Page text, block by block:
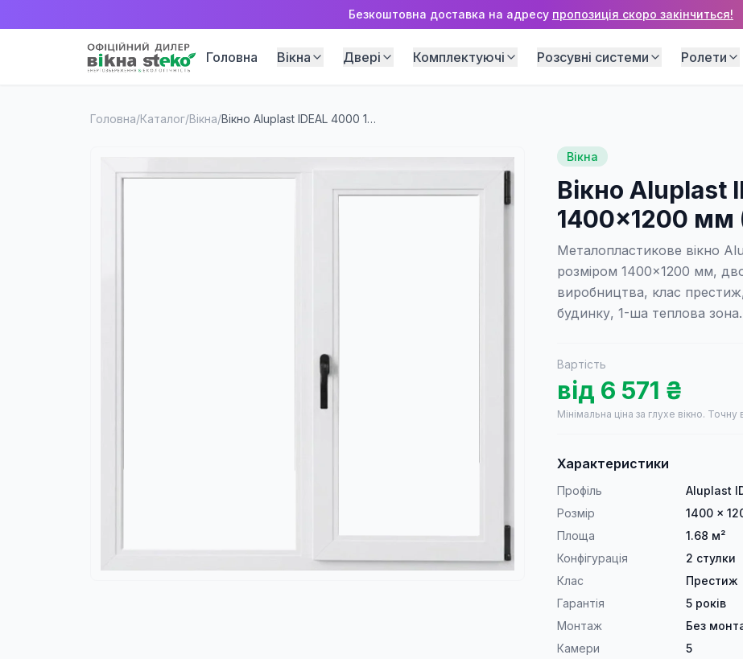
Безкоштовна доставка на адресу пропозиція скоро закінчиться!
Головна Вікна Двері Комплектуючі Розсувні системи Ролети
Головна/Каталог/Вікна/ Вікно Aluplast IDEAL 4000 1400×1200 мм (2 стулки)
Вікна
Вікно Aluplast
1400×1200 мм
Металопластикове вікно
розміром 1400×1200 мм,
виробництва, клас
будинку, 1-ша теплова зона.
Вартість
від 6 571 ₴
Мінімальна ціна за глухе вікно. Точну
Характеристики
Профіль
Aluplast
Розмір
1400 ×
Площа
1.68 м²
Конфігурація
2 стулки
Клас
Престиж
Гарантія
5 років
Монтаж
Без
Камери
5